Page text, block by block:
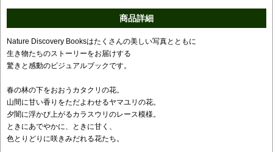
商品詳細
Nature Discovery Booksはたくさんの美しい写真とともに
生き物たちのストーリーをお届けする
驚きと感動のビジュアルブックです。
春の林の下をおおうカタクリの花。
山間に甘い香りをただよわせるヤマユリの花。
夕闇に浮かび上がるカラスウリのレース模様。
ときにあでやかに、ときに甘く、
色とりどりに咲きみだれる花たち。